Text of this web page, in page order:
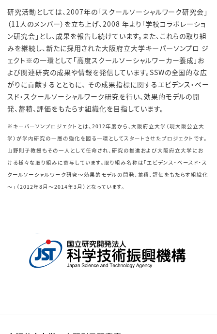
研究活動としては、2007年の「スクールソーシャルワーク研究会」
（11人のメンバー）を立ち上げ、2008 年より「学校コラボレーショ
ン研究会」とし、成果を報告し続けています。また、これらの取り組
みを継続し、新たに採用された大阪府立大学キーパーソンプロ ジ
ェクト※の一環として「高度スクールソーシャルワーカー養成」お
よび関連研究の成果や情報を発信しています。SSWの全国的な広
がりに貢献するとともに、 その成果指標に関するエビデンス・ベー
スド・スクールソーシャルワーク研究を行い、効果的モデルの開
発、蓄積、評価をもたらす組織化を目指しています。
※キーパーソンプロジェクトとは、2012年度から、大阪府立大学（現大阪公立大
学）が学内研究の一層の強化を図る一環としてスタートさせたプロジェクトです。
山野則子教授もその一人として任命され、研究の推進および大阪府立大学にお
ける様々な取り組みに寄与しています。取り組み名称は「エビデンス・ベースド・ス
クールソーシャルワーク研究～効果的モデルの開発、蓄積、評価をもたらす組織化
～」（2012年8月～2014年3月）となっています。